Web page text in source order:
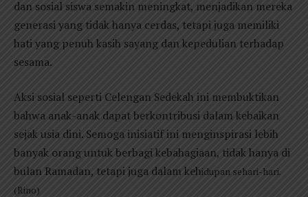
dan sosial siswa semakin meningkat, menjadikan mereka
generasi yang tidak hanya cerdas, tetapi juga memiliki
hati yang penuh kasih sayang dan kepedulian terhadap
sesama.
Aksi sosial seperti Celengan Sedekah ini membuktikan
bahwa anak-anak dapat berkontribusi dalam kebaikan
sejak usia dini. Semoga inisiatif ini menginspirasi lebih
banyak orang untuk berbagi kebahagiaan, tidak hanya di
bulan Ramadan, tetapi juga dalam kehidupan sehari-hari.
(Rino)